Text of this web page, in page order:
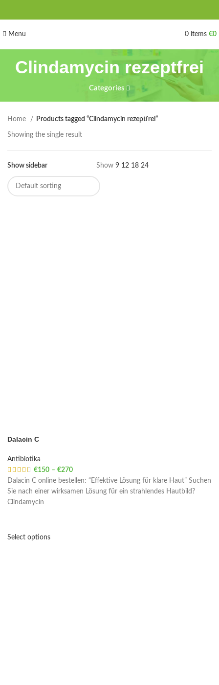
Menu 0 items €0
Clindamycin rezeptfrei
Categories
Home Products tagged “Clindamycin rezeptfrei”
Showing the single result
Show sidebar Show 9 12 18 24
Dalacin C
Antibiotika
€150 – €270
Dalacin C online bestellen: “Effektive Lösung für klare Haut” Suchen
Sie nach einer wirksamen Lösung für ein strahlendes Hautbild?
Clindamycin
Select options